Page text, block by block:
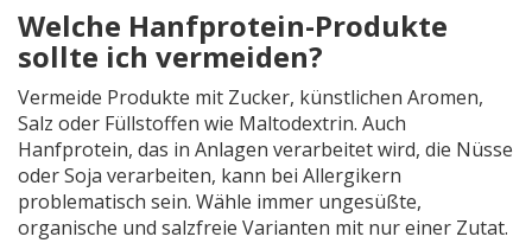
Welche Hanfprotein-Produkte
sollte ich vermeiden?
Vermeide Produkte mit Zucker, künstlichen Aromen,
Salz oder Füllstoffen wie Maltodextrin. Auch
Hanfprotein, das in Anlagen verarbeitet wird, die Nüsse
oder Soja verarbeiten, kann bei Allergikern
problematisch sein. Wähle immer ungesüßte,
organische und salzfreie Varianten mit nur einer Zutat.